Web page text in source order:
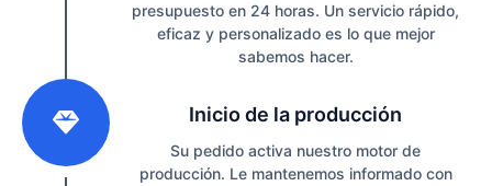
presupuesto en 24 horas. Un servicio rápido,
eficaz y personalizado es lo que mejor
sabemos hacer.
Inicio de la producción
Su pedido activa nuestro motor de
producción. Le mantenemos informado con